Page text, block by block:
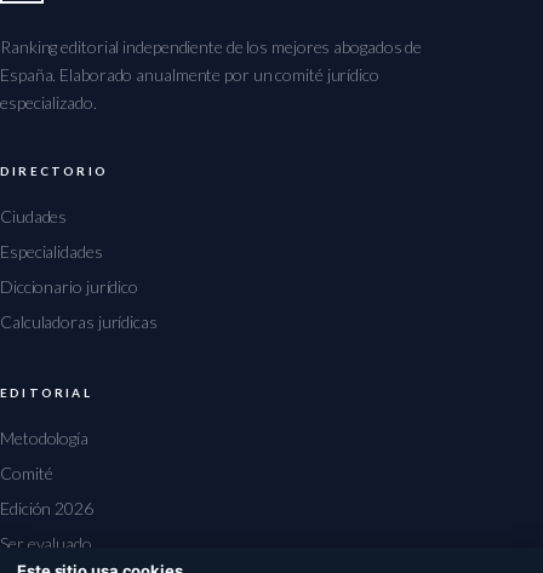
Ranking editorial independiente de los mejores abogados de
España. Elaborado anualmente por un comité jurídico
especializado.
DIRECTORIO
Ciudades
Especialidades
Diccionario jurídico
Calculadoras jurídicas
EDITORIAL
Metodología
Comité
Edición 2026
Ser evaluado